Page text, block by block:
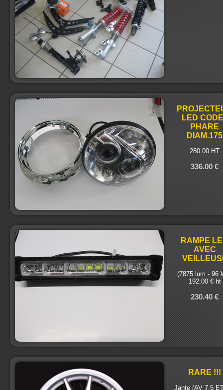
LED
PHARE
DIAM.175
280.00 HT
336.00 €
RAMPE
AVEC
(7875 lum - 96
192.00 € ht
230.40 €
RARE !!!
Jante (AV 7.5